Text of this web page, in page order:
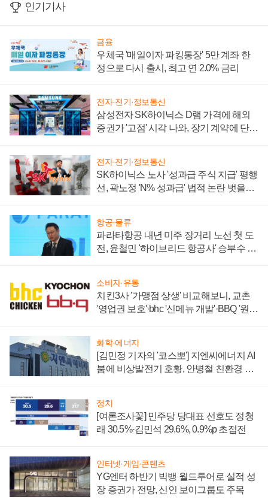
인기기사
금융
우체국 '매일이자 파킹통장' 5만 계좌 한
정으로 다시 출시, 최고 연 2.0% 금리
전자·전기·정보통신
삼성전자 SK하이닉스 D램 가격에 해외
증권가 '고점' 시각 나와, 장기 계약에 단점
전자·전기·정보통신
SK하이닉스 노사 '성과급 주식 지급' 평행
선, 곽노정 'N% 성과급' 법적 논란 벗을지
항공·물류
파라타항공 내년 미주 장거리 노선 첫 도
전, 윤철민 '하이브리드 항공사' 승부수 통
소비자·유통
치킨3사 '가맹점 상생' 비교해보니, 교촌
'영업권 보호'·bhc '신메뉴 개발'·BBQ '원가
화학·에너지
[김민정 기자의 '코스뽀'] 지엔씨에너지 AI
붐에 비상발전기 호황, 안병철 친환경 에
정치
[여론조사꽃] 민주당 당대표 선호도 정청
래 30.5%·김민석 29.6%, 0.9%p 초접전
인터넷·게임·콘텐츠
YG엔터 하반기 빅뱅 월드투어로 실적 성
장 증권가 전망, 신인 보이그룹도 주목